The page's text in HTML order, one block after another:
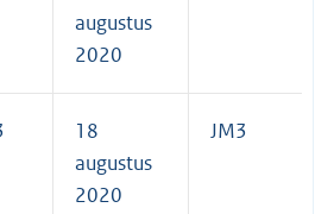
augustus
2020
18
augustus
2020
JM3